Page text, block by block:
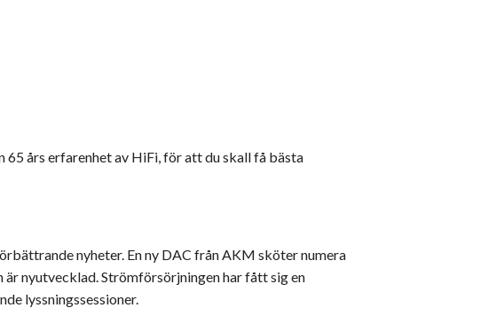
års erfarenhet av HiFi, för att du skall få bästa
nyheter. En ny DAC från AKM sköter numera
nyutvecklad. Strömförsörjningen har fått sig en
lyssningssessioner.